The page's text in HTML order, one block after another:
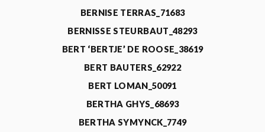
BERNISE TERRAS_71683
BERNISSE STEURBAUT_48293
BERT ‘BERTJE’ DE ROOSE_38619
BERT BAUTERS_62922
BERT LOMAN_50091
BERTHA GHYS_68693
BERTHA SYMYNCK_7749